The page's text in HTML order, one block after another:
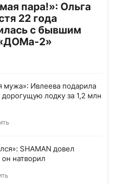
пара!»: Ольга
22 года
с бывшим
2»
мужа»: Ивлеева подарила
лодку за 1,2 млн
SHAMAN довел
натворил